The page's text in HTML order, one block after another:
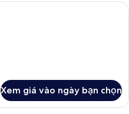
Bộ trải giường bằng vải cotton Ai
Xem giá vào ngày bạn chọn